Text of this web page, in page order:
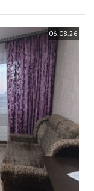
06.08.26